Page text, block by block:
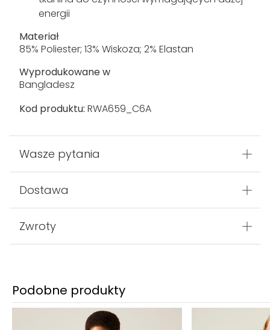
energii
Materiał
85% Poliester; 13% Wiskoza; 2% Elastan
Wyprodukowane w
Bangladesz
Kod produktu: RWA659_C6A
Wasze pytania
Dostawa
Zwroty
Podobne produkty